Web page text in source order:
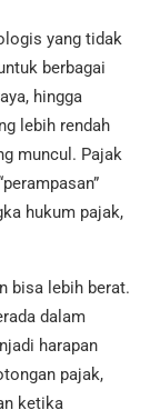
yang tidak
berbagai
hingga
lebih rendah
muncul. Pajak
hukum pajak,
bisa lebih berat.
dalam
harapan
pajak,
ketika